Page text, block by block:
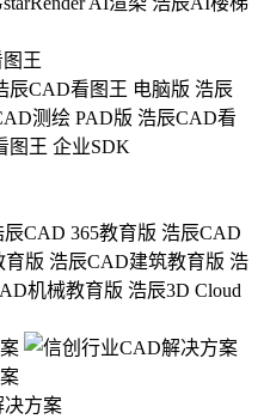
王
辰CAD看图王 电脑版 浩辰
测绘 PAD版 浩辰CAD看
图王 企业SDK
辰CAD 365教育版 浩辰CAD
育版 浩辰CAD建筑教育版 浩
机械教育版 浩辰3D Cloud